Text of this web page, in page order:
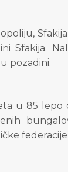
Sfakija.
pozadini.
u 85